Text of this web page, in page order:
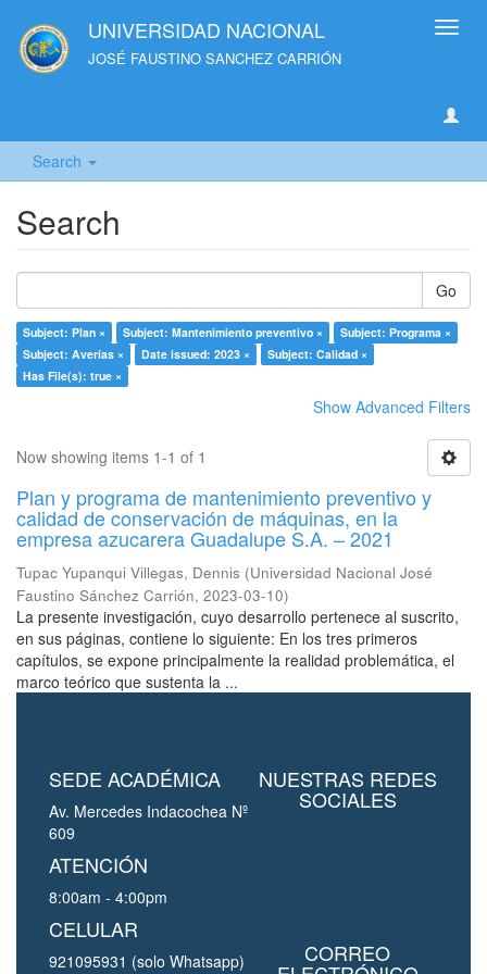
UNIVERSIDAD NACIONAL
JOSÉ FAUSTINO SANCHEZ CARRIÓN
Search
Search
Go
Subject: Plan × Subject: Mantenimiento preventivo ×
Subject: Programa ×
Subject: Averías ×
Date issued: 2023 ×
Subject: Calidad ×
Has File(s): true ×
Show Advanced Filters
Now showing items 1-1 of 1
Plan y programa de mantenimiento preventivo y
calidad de conservación de máquinas, en la
empresa azucarera Guadalupe S.A. – 2021
Tupac Yupanqui Villegas, Dennis (Universidad Nacional José
Faustino Sánchez Carrión, 2023-03-10)
La presente investigación, cuyo desarrollo pertenece al suscrito,
en sus páginas, contiene lo siguiente: En los tres primeros
capítulos, se expone principalmente la realidad problemática, el
marco teórico que sustenta la ...
SEDE ACADÉMICA
Av. Mercedes Indacochea Nº
609
ATENCIÓN
8:00am - 4:00pm
CELULAR
921095931 (solo Whatsapp)
NUESTRAS REDES
SOCIALES
CORREO